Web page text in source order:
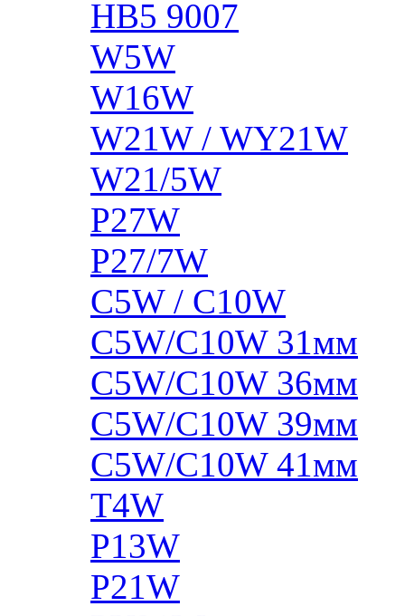
HB5 9007
W5W
W16W
W21W / WY21W
W21/5W
P27W
P27/7W
C5W / C10W
C5W/C10W 31мм
C5W/C10W 36мм
C5W/C10W 39мм
C5W/C10W 41мм
T4W
P13W
P21W